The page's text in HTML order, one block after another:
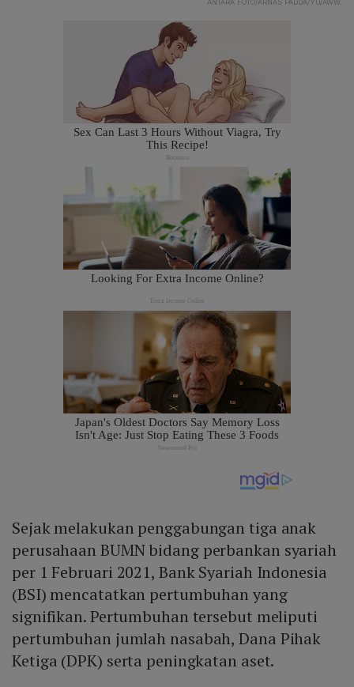
ANTARA FOTO/ARNAS PADDA/YU/AWW.
Sejak melakukan penggabungan tiga anak
perusahaan BUMN bidang perbankan syariah
per 1 Februari 2021, Bank Syariah Indonesia
(BSI) mencatatkan pertumbuhan yang
signifikan. Pertumbuhan tersebut meliputi
pertumbuhan jumlah nasabah, Dana Pihak
Ketiga (DPK) serta peningkatan aset.